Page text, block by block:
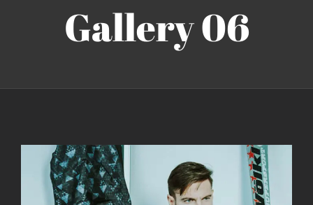
Gallery 06
Ingrandisci
immagine